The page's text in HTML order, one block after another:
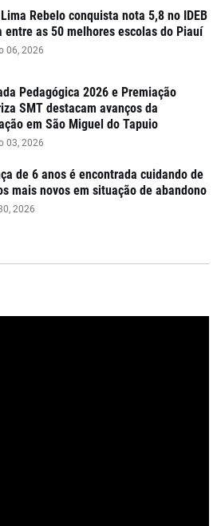
Rebelo conquista nota 5,8 no IDEB
entre as 50 melhores escolas do Piauí
06, 2026
Pedagógica 2026 e Premiação
SMT destacam avanços da
em São Miguel do Tapuio
03, 2026
de 6 anos é encontrada cuidando de
mais novos em situação de abandono
2026